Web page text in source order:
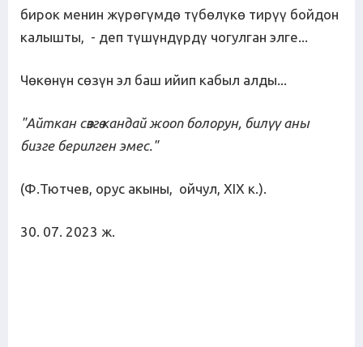
бирок менин жүрөгүмдө түбөлүкө тирүү бойдон
калышты, - деп түшүндүрдү чогулган элге...
Чөкөнүн сөзүн эл баш ийип кабыл алды...
"Айткан сөзгө кандай жооп болорун, билүү аны
бизге берилген эмес."
(Ф.Тютчев, орус акыны, ойчул, XIX к.).
30. 07. 2023 ж.